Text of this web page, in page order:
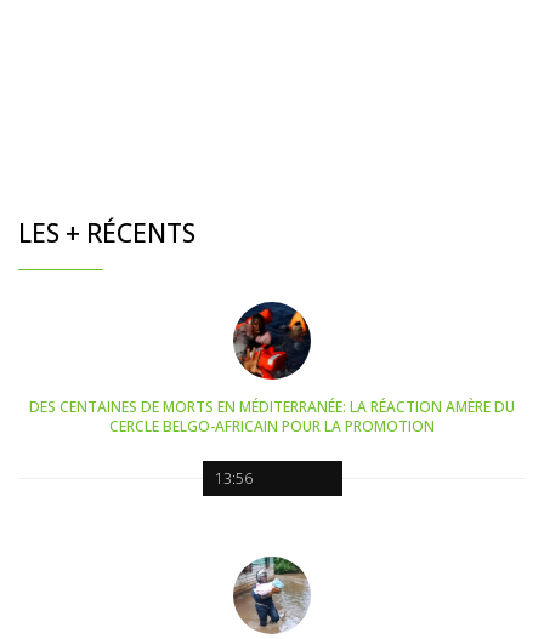
LES + RÉCENTS
13:56
DES CENTAINES DE MORTS EN MÉDITERRANÉE: LA RÉACTION AMÈRE DU
CERCLE BELGO-AFRICAIN POUR LA PROMOTION